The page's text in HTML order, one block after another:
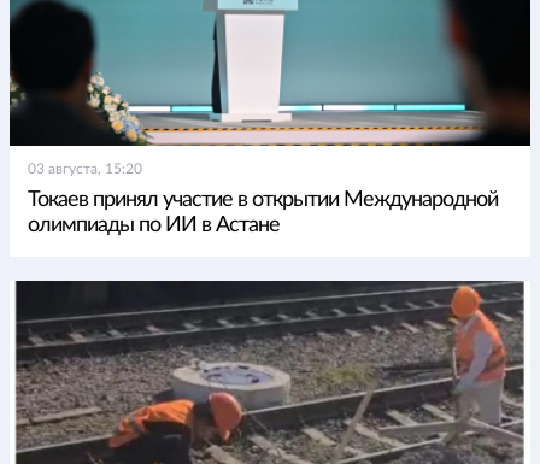
03 августа, 15:20
Токаев принял участие в открытии Международной
олимпиады по ИИ в Астане